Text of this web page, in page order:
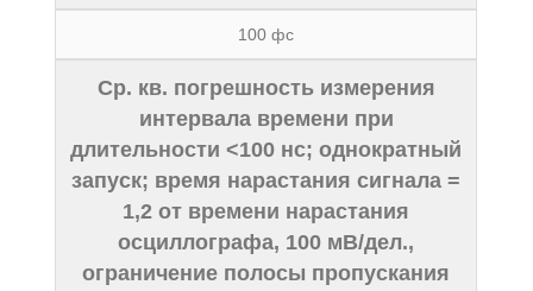
100 фс
Ср. кв. погрешность измерения
интервала времени при
длительности <100 нс; однократный
запуск; время нарастания сигнала =
1,2 от времени нарастания
осциллографа, 100 мВ/дел.,
ограничение полосы пропускания